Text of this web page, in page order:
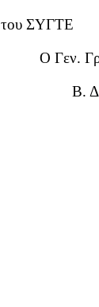
του ΣΥΓΤΕ
Γεν.
Β.